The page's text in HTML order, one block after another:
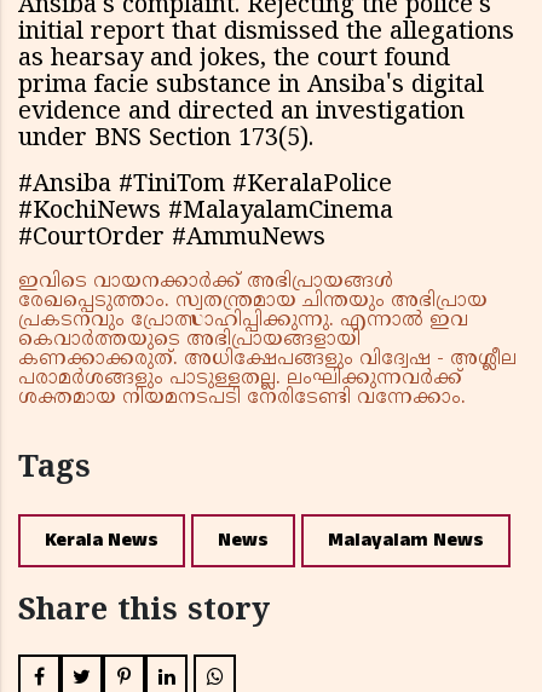
Ansiba's complaint. Rejecting the police's
initial report that dismissed the allegations
as hearsay and jokes, the court found
prima facie substance in Ansiba's digital
evidence and directed an investigation
under BNS Section 173(5).
#Ansiba #TiniTom #KeralaPolice
#KochiNews #MalayalamCinema
#CourtOrder #AmmuNews
ഇവിടെ വായനക്കാർക്ക് അഭിപ്രായങ്ങൾ
രേഖപ്പെടുത്താം. സ്വതന്ത്രമായ ചിന്തയും അഭിപ്രായ
പ്രകടനവും പ്രോത്സാഹിപ്പിക്കുന്നു. എന്നാൽ ഇവ
കെവാർത്തയുടെ അഭിപ്രായങ്ങളായി
കണക്കാക്കരുത്. അധിക്ഷേപങ്ങളും വിദ്വേഷ - അശ്ലീല
പരാമർശങ്ങളും പാടുള്ളതല്ല. ലംഘിക്കുന്നവർക്ക്
ശക്തമായ നിയമനടപടി നേരിടേണ്ടി വന്നേക്കാം.
Tags
Kerala News News Malayalam News
Share this story